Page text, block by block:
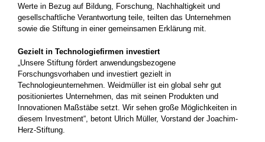
Werte in Bezug auf Bildung, Forschung, Nachhaltigkeit und
gesellschaftliche Verantwortung teile, teilten das Unternehmen
sowie die Stiftung in einer gemeinsamen Erklärung mit.
Gezielt in Technologiefirmen investiert
„Unsere Stiftung fördert anwendungsbezogene
Forschungsvorhaben und investiert gezielt in
Technologieunternehmen. Weidmüller ist ein global sehr gut
positioniertes Unternehmen, das mit seinen Produkten und
Innovationen Maßstäbe setzt. Wir sehen große Möglichkeiten in
diesem Investment“, betont Ulrich Müller, Vorstand der Joachim-
Herz-Stiftung.